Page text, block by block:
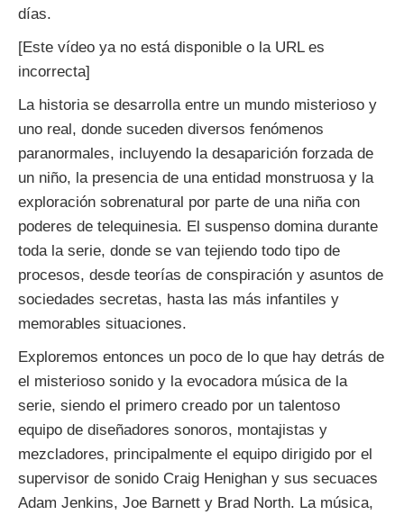
días.
[Este vídeo ya no está disponible o la URL es
incorrecta]
La historia se desarrolla entre un mundo misterioso y
uno real, donde suceden diversos fenómenos
paranormales, incluyendo la desaparición forzada de
un niño, la presencia de una entidad monstruosa y la
exploración sobrenatural por parte de una niña con
poderes de telequinesia. El suspenso domina durante
toda la serie, donde se van tejiendo todo tipo de
procesos, desde teorías de conspiración y asuntos de
sociedades secretas, hasta las más infantiles y
memorables situaciones.
Exploremos entonces un poco de lo que hay detrás de
el misterioso sonido y la evocadora música de la
serie, siendo el primero creado por un talentoso
equipo de diseñadores sonoros, montajistas y
mezcladores, principalmente el equipo dirigido por el
supervisor de sonido Craig Henighan y sus secuaces
Adam Jenkins, Joe Barnett y Brad North. La música,